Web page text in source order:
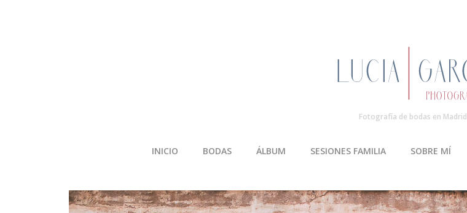
Fotografía de bodas en Madrid
INICIO BODAS ÁLBUM SESIONES FAMILIA SOBRE MÍ